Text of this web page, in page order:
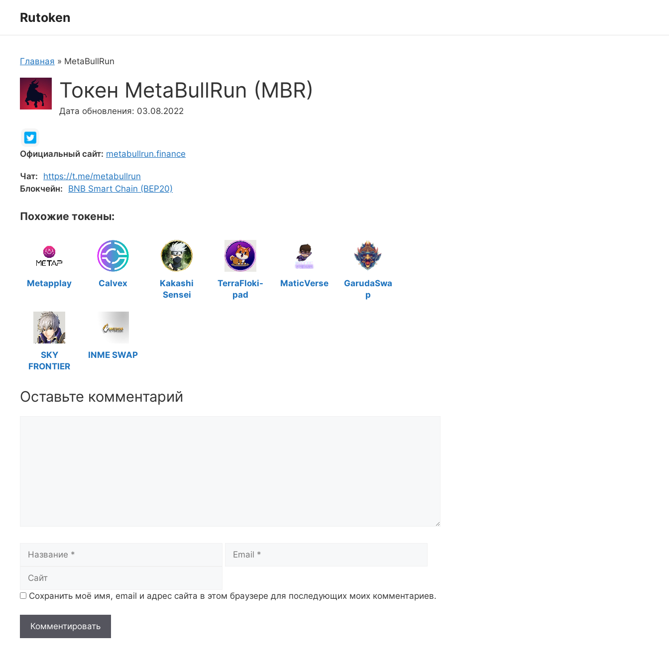
Rutoken
Главная » MetaBullRun
Токен MetaBullRun (MBR)
Дата обновления: 03.08.2022
Официальный сайт: metabullrun.finance
Чат:
https://t.me/metabullrun
Блокчейн:
BNB Smart Chain (BEP20)
Похожие токены:
Metapplay Calvex
Kakashi
Sensei
TerraFloki-
pad
MaticVerse
GarudaSwa
p
SKY
FRONTIER
INME SWAP
Оставьте комментарий
Сохранить моё имя, email и адрес сайта в этом браузере для последующих моих комментариев.